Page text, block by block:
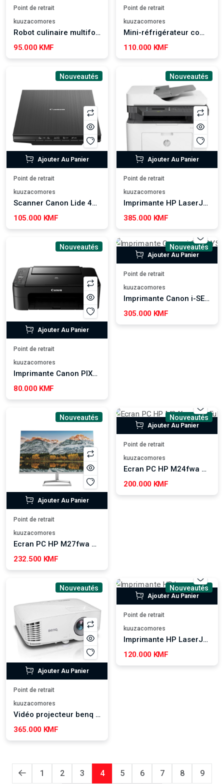
Point de retrait
kuuzacomores
Robot culinaire multifonction Nikai NFP881G, 4-en-1
95.000 KMF
Point de retrait
kuuzacomores
Mini-réfrigérateur compact Westpoint 52L
110.000 KMF
Nouveautés
Ajouter Au Panier
Point de retrait
kuuzacomores
Scanner Canon Lide 400
105.000 KMF
Nouveautés
Ajouter Au Panier
Point de retrait
kuuzacomores
Imprimante HP LaserJet MFP 137fnw
385.000 KMF
Nouveautés
Ajouter Au Panier
Point de retrait
kuuzacomores
Imprimante Canon PIXMA TS3140
80.000 KMF
Nouveautés
Ajouter Au Panier
Point de retrait
kuuzacomores
Imprimante Canon i-SENSYS MF3010
305.000 KMF
Nouveautés
Ajouter Au Panier
Point de retrait
kuuzacomores
Ecran PC HP M27fwa 27" Full HD Blanc et argent
232.500 KMF
Nouveautés
Ajouter Au Panier
Point de retrait
kuuzacomores
Ecran PC HP M24fwa 24" Full HD Blanc et argent
200.000 KMF
Nouveautés
Ajouter Au Panier
Point de retrait
kuuzacomores
Vidéo projecteur benq ms550
365.000 KMF
Nouveautés
Ajouter Au Panier
Point de retrait
kuuzacomores
Imprimante HP LaserJet M111a
120.000 KMF
1 2 3 4 5 6 7 8 9